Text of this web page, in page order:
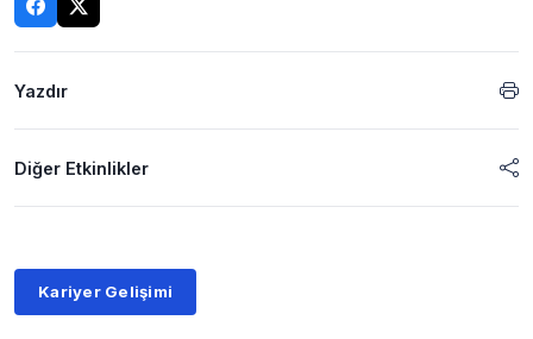
Yazdır
Diğer Etkinlikler
Kariyer Gelişimi